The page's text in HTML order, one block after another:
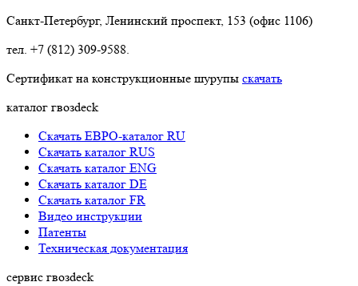
Санкт-Петербург, Ленинский проспект, 153 (офис 1106)
тел. +7 (812) 309-9588.
Сертификат на конструкционные шурупы скачать
каталог гвозdeck
Скачать ЕВРО-каталог RU
Скачать каталог RUS
Cкачать каталог ENG
Cкачать каталог DE
Cкачать каталог FR
Видео инструкции
Патенты
Техническая документация
сервис гвозdeck